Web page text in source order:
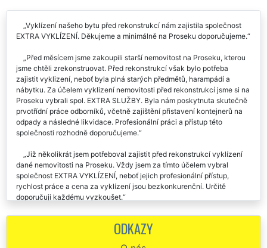
Vyklízení našeho bytu před rekonstrukcí nám zajistila společnost
EXTRA VYKLÍZENÍ. Děkujeme a minimálně na Proseku doporučujeme.
Před měsícem jsme zakoupili starší nemovitost na Proseku, kterou
jsme chtěli zrekonstruovat. Před rekonstrukcí však bylo potřeba
zajistit vyklizení, neboť byla plná starých předmětů, harampádí a
nábytku. Za účelem vyklizení nemovitosti před rekonstrukcí jsme si na
Proseku vybrali spol. EXTRA SLUŽBY. Byla nám poskytnuta skutečně
prvotřídní práce odborníků, včetně zajištění přistavení kontejnerů na
odpady a následné likvidace. Profesionální práci a přístup této
společnosti rozhodně doporučujeme.
Již několikrát jsem potřeboval zajistit před rekonstrukcí vyklízení
dané nemovitosti na Proseku. Vždy jsem za tímto účelem vybral
společnost EXTRA VYKLÍZENÍ, neboť jejich profesionální přístup,
rychlost práce a cena za vyklízení jsou bezkonkurenční. Určitě
doporučuji každému vyzkoušet.
Vyklízení domu před rekonstrukcí nám na Proseku zajistila
společnost EXTRA VYKLÍZENÍ. Práce přes víkend pro ně nebyla žádný
ODKAZY